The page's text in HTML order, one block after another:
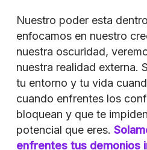
Nuestro poder esta
enfocamos en nuestro
nuestra oscuridad,
nuestra realidad externa.
tu entorno y tu vida
cuando enfrentes los
bloquean y que te
potencial que eres.
enfrentes tus demonios